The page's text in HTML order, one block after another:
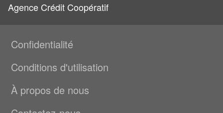
Agence Crédit Coopératif
Confidentialité
Conditions d'utilisation
À propos de nous